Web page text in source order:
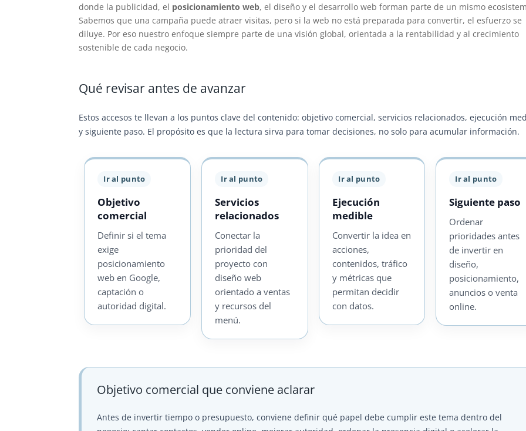
donde la publicidad, el posicionamiento web, el diseño y el desarrollo web forman parte de un mismo
Sabemos que una campaña puede atraer visitas, pero si la web no está preparada para convertir, el esfuerzo se
diluye. Por eso nuestro enfoque siempre parte de una visión global, orientada a la rentabilidad y al crecimiento
sostenible de cada negocio.
Qué revisar antes de avanzar
Estos accesos te llevan a los puntos clave del contenido: objetivo comercial, servicios relacionados, ejecución
y siguiente paso. El propósito es que la lectura sirva para tomar decisiones, no solo para acumular información.
Ir al punto
Objetivo
comercial
Definir si el tema
exige
posicionamiento
web en Google,
captación o
autoridad digital.
Ir al punto
Servicios
relacionados
Conectar la
prioridad del
proyecto con
diseño web
orientado a ventas
y recursos del
menú.
Ir al punto
Ejecución
medible
Convertir la idea en
acciones,
contenidos, tráfico
y métricas que
permitan decidir
con datos.
Ir al punto
Siguiente paso
Ordenar
prioridades antes
de invertir en
diseño,
posicionamiento,
anuncios o venta
online.
Objetivo comercial que conviene aclarar
Antes de invertir tiempo o presupuesto, conviene definir qué papel debe cumplir este tema dentro del